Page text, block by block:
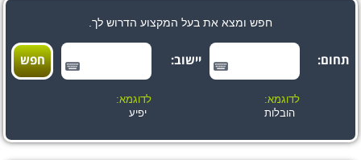
חפש ומצא את בעל המקצוע הדרוש לך.
תחום:
לדוגמא:
הובלות
יישוב:
לדוגמא:
יפיע